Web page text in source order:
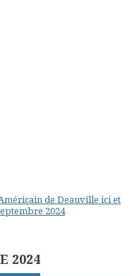
de Deauville ici et
2024
2024